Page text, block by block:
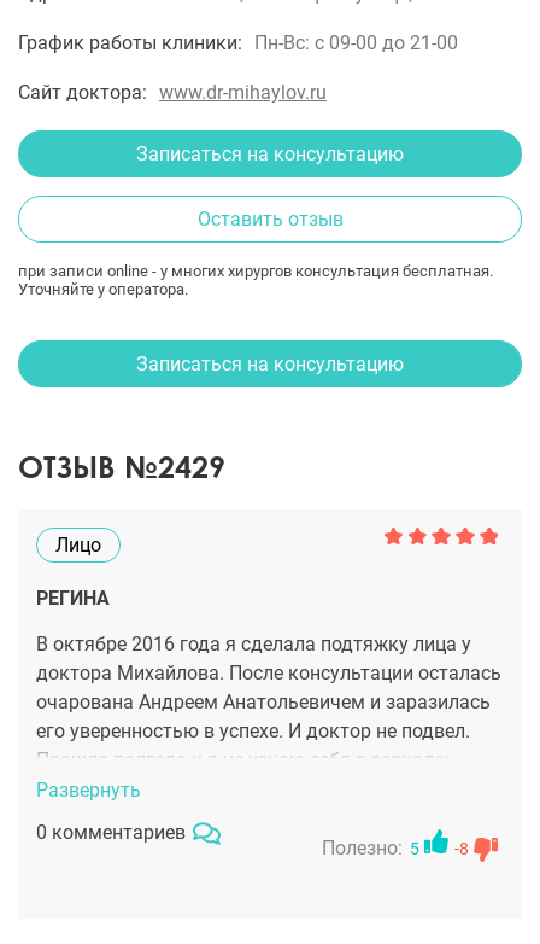
График работы клиники: Пн-Вс: с 09-00 до 21-00
Сайт доктора: www.dr-mihaylov.ru
Записаться на консультацию
Оставить отзыв
при записи online - у многих хирургов консультация бесплатная.
Уточняйте у оператора.
Записаться на консультацию
ОТЗЫВ №2429
Лицо
РЕГИНА
В октябре 2016 года я сделала подтяжку лица у
доктора Михайлова. После консультации осталась
очарована Андреем Анатольевичем и заразилась
его уверенностью в успехе. И доктор не подвел.
Прошло полгода и я не узнаю себя в зеркале:
черты лица мои, но на 15 лет моложе. Как и
многие, очень боялась наркоза или потерять
мимику из-за лишнего перетягивания кожи, но
Развернуть
0 комментариев
Полезно: 5 -8